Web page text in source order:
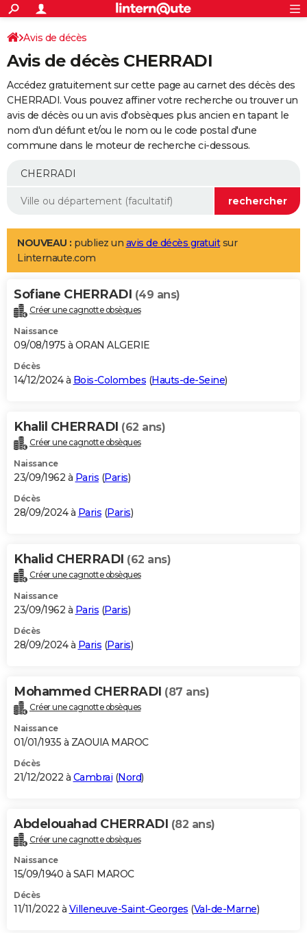
ACTUALITÉS
Politique
Société
Faits Divers
Education
Monde
Villes
+
SPORT
Coupe du monde 2026
Football
Tennis
Cyclisme
Rugby
Forum
Programme TV
TNT
Streaming
Cinéma
Sorties cinéma
Musique
+
FINANCE
Retraite
Epargne
Immobilier
Risques naturels par ville
Banque
Assurance
AUTO
Essais
Réserver un essai
Citadines
Berlines
SUV
Forum auto
+
Mobiles
Meilleur smartphone
Internet
Ordinateurs
Jeux vidéo
Guide high-tech
Aménagement intérieur
LIFESTYLE
Art de vivre
Bien-être
Loisirs
Mode
Modes de vie
Alimentation
Guide de la santé
Maladies
Médicaments
Sommeil
VOYAGE
Destinations
City break
Voyage nature
Voyage de noces
Forum
Climat
+PHOTO
GUIDES D'ACHAT
BONS PLANS
Carte de Noël
Carte Bonne année
Carte Saint-Valentin
Carte Pâques
Carte d'anniversaire
DICTIONNAIRE
Dictionnaire
Biographies
Citations
Expressions
Proverbes
PROGRAMME TV
S'inscrire
Se connecter
Lycées
Collèges
Primaires
Universités
Entreprises
Service militaire
Avis de recherche
AVIS DE DÉCÈS
Bricolage
Lifestyle
Culture
Sport
Auto
Television
Voyage
Cinema
Avis de décès
Avis de décès CHERRADI
Accédez gratuitement sur cette page au carnet des décès des
CHERRADI. Vous pouvez affiner votre recherche ou trouver un
avis de décès ou un avis d'obsèques plus ancien en tapant le
nom d'un défunt et/ou le nom ou le code postal d'une
commune dans le moteur de recherche ci-dessous.
NOUVEAU : publiez un avis de décès gratuitsur
Linternaute.com
Sofiane CHERRADI (49 ans)
Créer une cagnotte obsèques
Naissance
09/08/1975 à ORAN ALGERIE
Décès
14/12/2024 à Bois-Colombes (Hauts-de-Seine)
Khalil CHERRADI (62 ans)
Créer une cagnotte obsèques
Naissance
23/09/1962 à Paris (Paris)
Décès
28/09/2024 à Paris (Paris)
Khalid CHERRADI (62 ans)
Créer une cagnotte obsèques
Naissance
23/09/1962 à Paris (Paris)
Décès
28/09/2024 à Paris (Paris)
Mohammed CHERRADI (87 ans)
Créer une cagnotte obsèques
Naissance
01/01/1935 à ZAOUIA MAROC
Décès
21/12/2022 à Cambrai (Nord)
Abdelouahad CHERRADI (82 ans)
Créer une cagnotte obsèques
Naissance
15/09/1940 à SAFI MAROC
Décès
11/11/2022 à Villeneuve-Saint-Georges (Val-de-Marne)